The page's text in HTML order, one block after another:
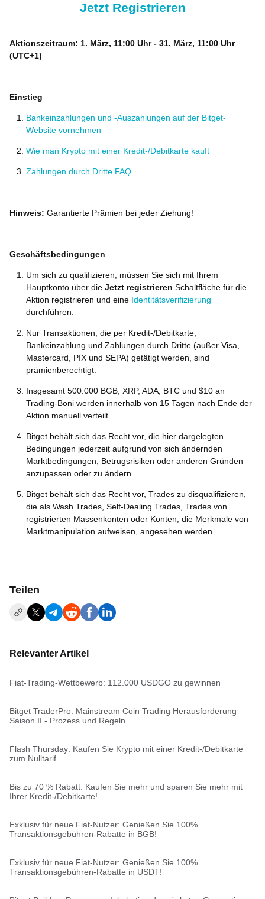
Jetzt Registrieren
Aktionszeitraum: 1. März, 11:00 Uhr - 31. März, 11:00 Uhr
(UTC+1)
Einstieg
Bankeinzahlungen und -Auszahlungen auf der Bitget-
Website vornehmen
Wie man Krypto mit einer Kredit-/Debitkarte kauft
Zahlungen durch Dritte FAQ
Hinweis: Garantierte Prämien bei jeder Ziehung!
Geschäftsbedingungen
Um sich zu qualifizieren, müssen Sie sich mit Ihrem
Hauptkonto über die Jetzt registrieren Schaltfläche für die
Aktion registrieren und eine Identitätsverifizierung
durchführen.
Nur Transaktionen, die per Kredit-/Debitkarte,
Bankeinzahlung und Zahlungen durch Dritte (außer Visa,
Mastercard, PIX und SEPA) getätigt werden, sind
prämienberechtigt.
Insgesamt 500.000 BGB, XRP, ADA, BTC und $10 an
Trading-Boni werden innerhalb von 15 Tagen nach Ende der
Aktion manuell verteilt.
Bitget behält sich das Recht vor, die hier dargelegten
Bedingungen jederzeit aufgrund von sich ändernden
Marktbedingungen, Betrugsrisiken oder anderen Gründen
anzupassen oder zu ändern.
Bitget behält sich das Recht vor, Trades zu disqualifizieren,
die als Wash Trades, Self-Dealing Trades, Trades von
registrierten Massenkonten oder Konten, die Merkmale von
Marktmanipulation aufweisen, angesehen werden.
Teilen
Relevanter Artikel
Fiat-Trading-Wettbewerb: 112.000 USDGO zu gewinnen
Bitget TraderPro: Mainstream Coin Trading Herausforderung
Saison II - Prozess und Regeln
Flash Thursday: Kaufen Sie Krypto mit einer Kredit-/Debitkarte
zum Nulltarif
Bis zu 70 % Rabatt: Kaufen Sie mehr und sparen Sie mehr mit
Ihrer Kredit-/Debitkarte!
Exklusiv für neue Fiat-Nutzer: Genießen Sie 100%
Transaktionsgebühren-Rabatte in BGB!
Exklusiv für neue Fiat-Nutzer: Genießen Sie 100%
Transaktionsgebühren-Rabatte in USDT!